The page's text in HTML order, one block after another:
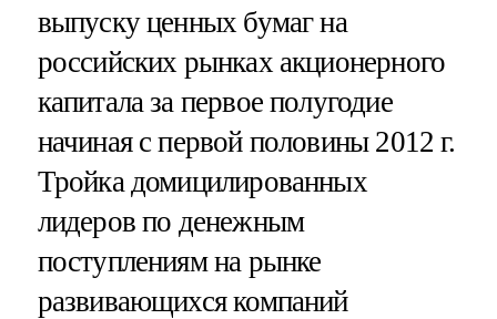
выпуску ценных бумаг на
российских рынках акционерного
капитала за первое полугодие
начиная с первой половины 2012 г.
Тройка домицилированных
лидеров по денежным
поступлениям на рынке
развивающихся компаний